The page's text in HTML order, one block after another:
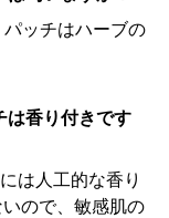
ッチはハーブの
香り付きです
は人工的な香り
ので、敏感肌の